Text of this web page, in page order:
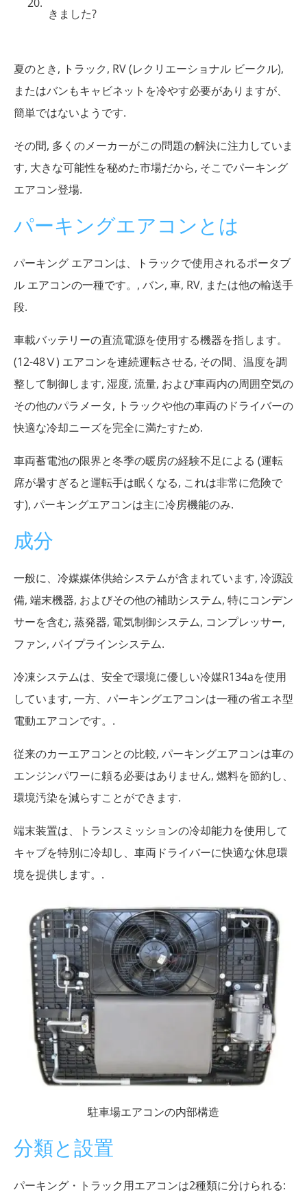
きました?
夏のとき, トラック, RV (レクリエーショナル ビークル),
またはバンもキャビネットを冷やす必要がありますが、
簡単ではないようです.
その間, 多くのメーカーがこの問題の解決に注力していま
す, 大きな可能性を秘めた市場だから, そこでパーキング
エアコン登場.
パーキングエアコンとは
パーキング エアコンは、トラックで使用されるポータブ
ル エアコンの一種です。, バン, 車, RV, または他の輸送手
段.
車載バッテリーの直流電源を使用する機器を指します。
(12-48Ⅴ) エアコンを連続運転させる, その間、温度を調
整して制御します, 湿度, 流量, および車両内の周囲空気の
その他のパラメータ, トラックや他の車両のドライバーの
快適な冷却ニーズを完全に満たすため.
車両蓄電池の限界と冬季の暖房の経験不足による (運転
席が暑すぎると運転手は眠くなる, これは非常に危険で
す), パーキングエアコンは主に冷房機能のみ.
成分
一般に、冷媒媒体供給システムが含まれています, 冷源設
備, 端末機器, およびその他の補助システム, 特にコンデン
サーを含む, 蒸発器, 電気制御システム, コンプレッサー,
ファン, パイプラインシステム.
冷凍システムは、安全で環境に優しい冷媒R134aを使用
しています, 一方、パーキングエアコンは一種の省エネ型
電動エアコンです。.
従来のカーエアコンとの比較, パーキングエアコンは車の
エンジンパワーに頼る必要はありません, 燃料を節約し、
環境汚染を減らすことができます.
端末装置は、トランスミッションの冷却能力を使用して
キャブを特別に冷却し、車両ドライバーに快適な休息環
境を提供します。.
駐車場エアコンの内部構造
分類と設置
パーキング・トラック用エアコンは2種類に分けられる: